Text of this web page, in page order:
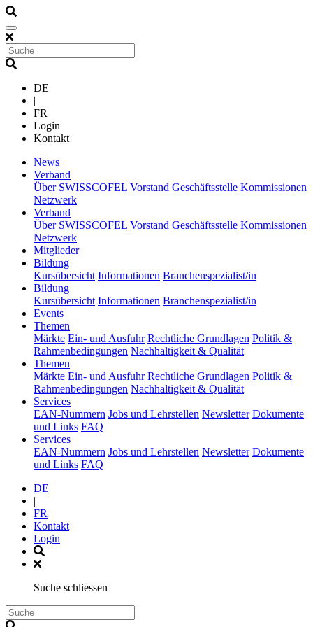
DE
|
FR
Login
Kontakt
News(current)
Verband
Über SWISSCOFEL Vorstand Geschäftsstelle Kommissionen
Netzwerk
Verband
Über SWISSCOFEL Vorstand Geschäftsstelle Kommissionen
Netzwerk
Mitglieder(current)
Bildung(current)
Kursübersicht Informationen Branchenspezialist/in
Bildung(current)
Kursübersicht Informationen Branchenspezialist/in
Events(current)
Themen
Märkte Ein- und Ausfuhr Rechtliche Grundlagen Politik &
Rahmenbedingungen Nachhaltigkeit & Qualität
Themen
Märkte Ein- und Ausfuhr Rechtliche Grundlagen Politik &
Rahmenbedingungen Nachhaltigkeit & Qualität
Services(current)
EAN-Nummern Jobs und Lehrstellen Newsletter Dokumente
und Links FAQ
Services(current)
EAN-Nummern Jobs und Lehrstellen Newsletter Dokumente
und Links FAQ
DE
|
FR
Kontakt
Login
Suche schliessen